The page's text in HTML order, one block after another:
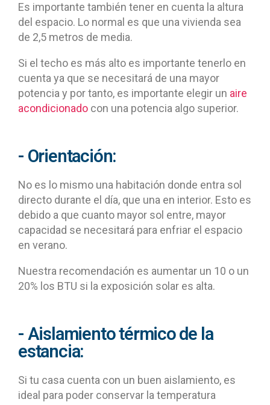
Es importante también tener en cuenta la altura
del espacio. Lo normal es que una vivienda sea
de 2,5 metros de media.
Si el techo es más alto es importante tenerlo en
cuenta ya que se necesitará de una mayor
potencia y por tanto, es importante elegir un aire
acondicionado con una potencia algo superior.
- Orientación:
No es lo mismo una habitación donde entra sol
directo durante el día, que una en interior. Esto es
debido a que cuanto mayor sol entre, mayor
capacidad se necesitará para enfriar el espacio
en verano.
Nuestra recomendación es aumentar un 10 o un
20% los BTU si la exposición solar es alta.
- Aislamiento térmico de la
estancia:
Si tu casa cuenta con un buen aislamiento, es
ideal para poder conservar la temperatura